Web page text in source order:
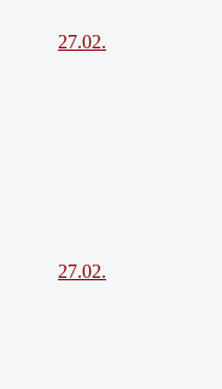
27.02.
27.02.